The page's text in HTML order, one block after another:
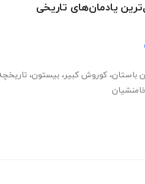
یادمان‌های تاریخی
باستان، کوروش کبیر، بیستون،